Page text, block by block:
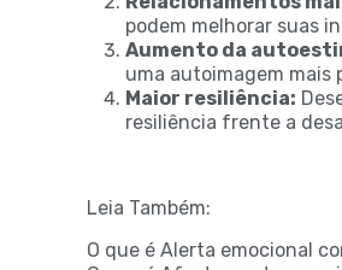
podem melhorar suas
Aumento da
uma autoimagem mais
Maior resiliência:
resiliência frente a
Leia Também:
O que é Alerta emocional